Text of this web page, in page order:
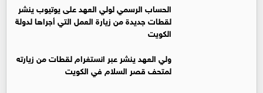
الحساب الرسمي لولي العهد على يوتيوب ينشر
لقطات جديدة من زيارة العمل التي أجراها لدولة
الكويت
ولي العهد ينشر عبر انستغرام لقطات من زيارته
لمتحف قصر السلام في الكويت